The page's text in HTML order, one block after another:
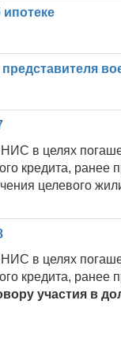
в целях
кредита, ранее
целевого
в целях
кредита, ранее
участия в